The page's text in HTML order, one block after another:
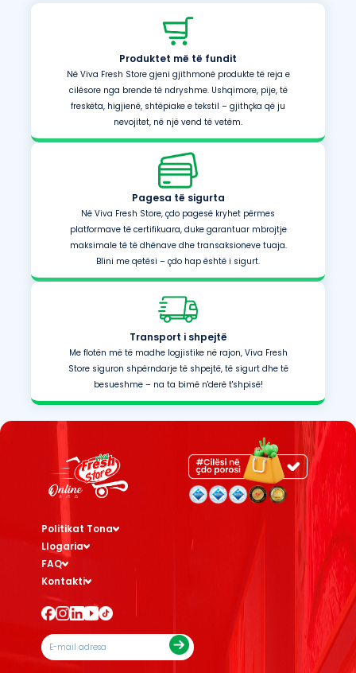
Produktet më të fundit
Në Viva Fresh Store gjeni gjithmonë produkte të reja e
cilësore nga brende të ndryshme. Ushqimore, pije, të
freskëta, higjienë, shtëpiake e tekstil – gjithçka që ju
nevojitet, në një vend të vetëm.
Pagesa të sigurta
Në Viva Fresh Store, çdo pagesë kryhet përmes
platformave të certifikuara, duke garantuar mbrojtje
maksimale të të dhënave dhe transaksioneve tuaja.
Blini me qetësi – çdo hap është i sigurt.
Transport i shpejtë
Me flotën më të madhe logjistike në rajon, Viva Fresh
Store siguron shpërndarje të shpejtë, të sigurt dhe të
besueshme – na ta bimë n'derë t'shpisë!
Politikat Tona
Llogaria
FAQ
Kontakti